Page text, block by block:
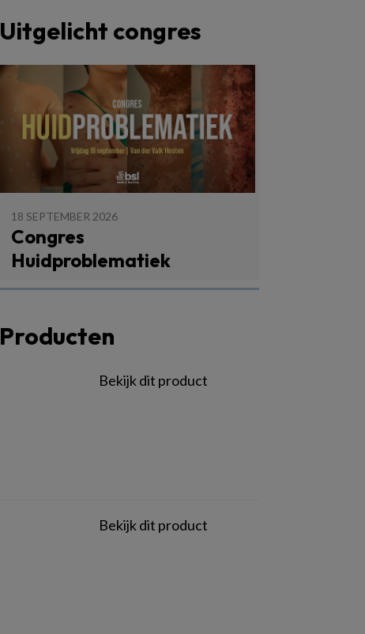
Uitgelicht congres
18 SEPTEMBER 2026
Congres
Huidproblematiek
Producten
Bekijk dit product
Bekijk dit product